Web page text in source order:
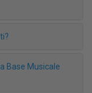
Base Musicale